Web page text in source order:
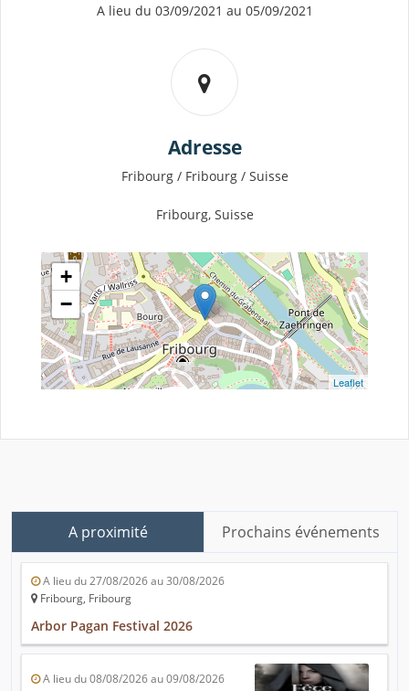
A lieu du 03/09/2021 au 05/09/2021
Adresse
Fribourg / Fribourg / Suisse
Fribourg, Suisse
+
−
Leaflet
A proximité Prochains événements
A lieu du 27/08/2026 au 30/08/2026
Fribourg, Fribourg
Arbor Pagan Festival 2026
A lieu du 08/08/2026 au 09/08/2026